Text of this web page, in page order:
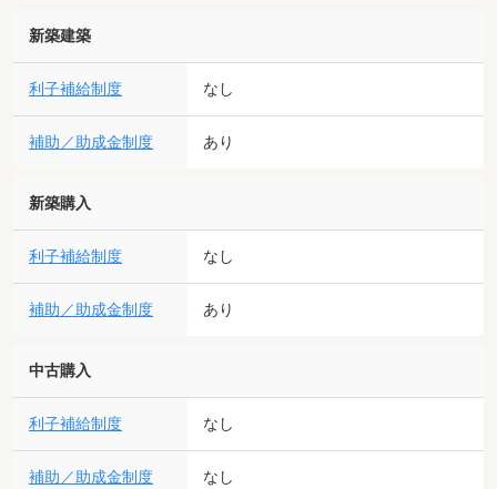
新築建築
利子補給制度 なし
補助／助成金制度 あり
新築購入
利子補給制度 なし
補助／助成金制度 あり
中古購入
利子補給制度 なし
補助／助成金制度 なし